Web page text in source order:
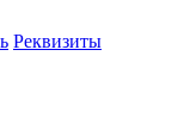
Реквизиты